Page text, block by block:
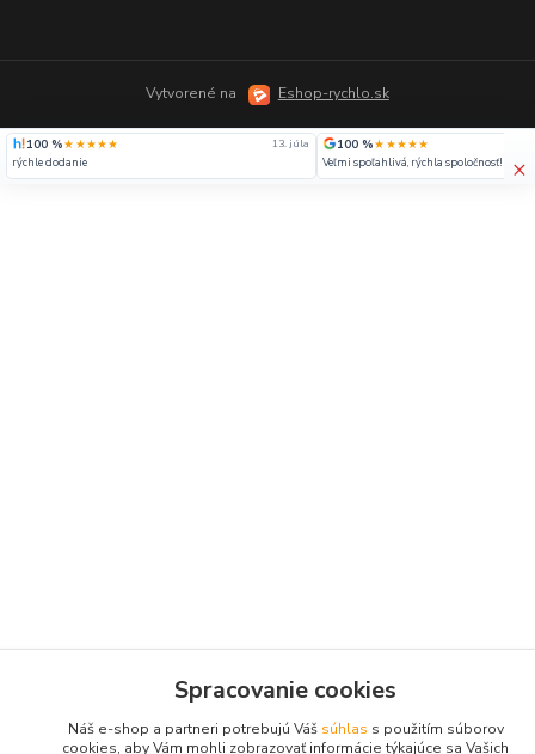
Vytvorené na Eshop-rychlo.sk
Spracovanie cookies
Náš e-shop a partneri potrebujú Váš súhlas s použitím súborov
cookies, aby Vám mohli zobrazovať informácie týkajúce sa Vašich
×
100 %★★★★★
13. júla
rýchle dodanie
100 %★★★★★
Veľmi spoľahlivá, rýchla spoločnosť!!